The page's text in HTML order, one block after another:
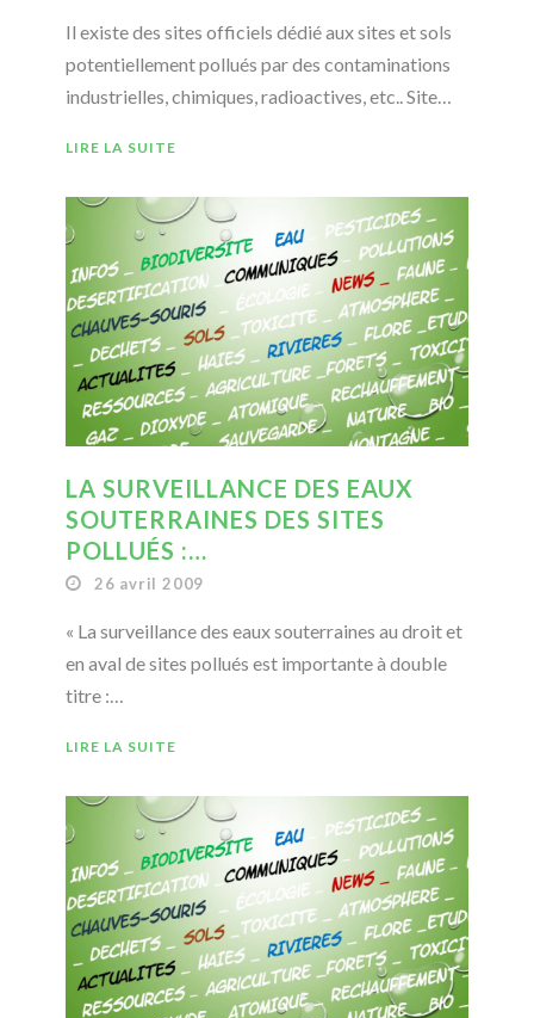
Il existe des sites officiels dédié aux sites et sols
potentiellement pollués par des contaminations
industrielles, chimiques, radioactives, etc.. Site…
LIRE LA SUITE
LA SURVEILLANCE DES EAUX
SOUTERRAINES DES SITES
POLLUÉS :…
26 avril 2009
« La surveillance des eaux souterraines au droit et
en aval de sites pollués est importante à double
titre :…
LIRE LA SUITE